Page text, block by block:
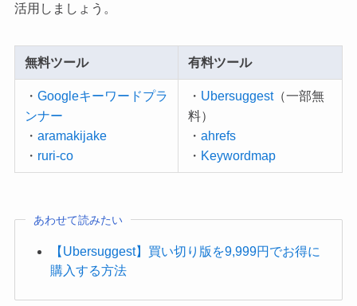
活用しましょう。
無料ツール 有料ツール
・ Googleキーワードプラ
ンナー
・ aramakijake
・ ruri-co
・ Ubersuggest（一部無
料）
・ ahrefs
・ Keywordmap
あわせて読みたい
【Ubersuggest】買い切り版を9,999円でお得に
購入する方法